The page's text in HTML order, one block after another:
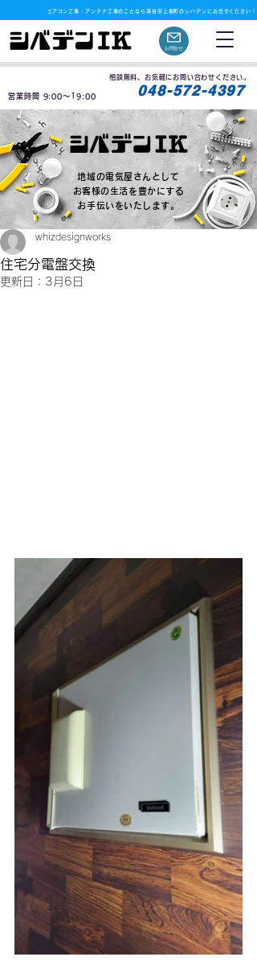
​エアコン工事・アンテナ工事のことなら深谷市上柴町のシバデンにお任せください！
048-572-4397
営業時間 9:00〜19:00
相談無料、お気軽にお問い合わせください。
お問合せ
地域の電気屋さんとして
お客様の生活を豊かにする
お手伝いをいたします。
住宅分電盤交換
whizdesignworks
更新日： 3月6日